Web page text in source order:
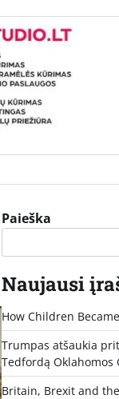
Paieška
Naujausi
How Children
Trumpas atšaukia
Tedfordą Oklahomos
Britain, Brexit and